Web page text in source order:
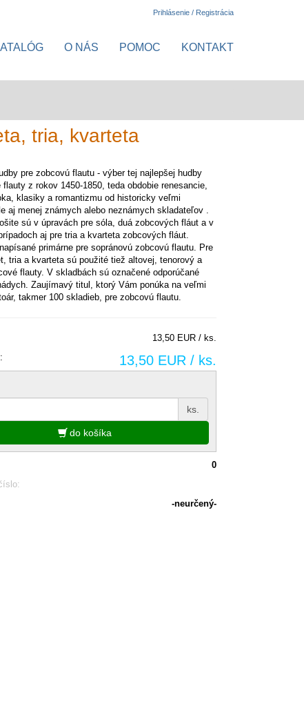
Prihlásenie / Registrácia
O NÁS POMOC KONTAKT
tria, kvarteta
pre zobcovú flautu - výber tej najlepšej hudby
flauty z rokov 1450-1850, teda obdobie renesancie,
klasiky a romantizmu od historicky veľmi
aj menej známych alebo neznámych skladateľov .
sú v úpravách pre sóla, duá zobcových fláut a v
aj pre tria a kvarteta zobcových fláut.
primárne pre sopránovú zobcovú flautu. Pre
tria a kvarteta sú použité tiež altovej, tenorový a
flauty. V skladbách sú označené odporúčané
Zaujímavý titul, ktorý Vám ponúka na veľmi
takmer 100 skladieb, pre zobcovú flautu.
13,50 EUR / ks.
13,50 EUR / ks.
ks.
do košíka
0
-neurčený-